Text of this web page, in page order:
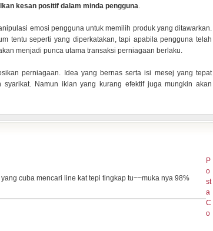
kesan positif dalam minda pengguna.
emosi pengguna untuk memilih produk yang ditawarkan.
tentu seperti yang diperkatakan, tapi apabila pengguna telah
menjadi punca utama transaksi perniagaan berlaku.
perniagaan. Idea yang bernas serta isi mesej yang tepat
syarikat. Namun iklan yang kurang efektif juga mungkin akan
cuba mencari line kat tepi tingkap tu~~muka nya 98%
P
o
st
a
C
o